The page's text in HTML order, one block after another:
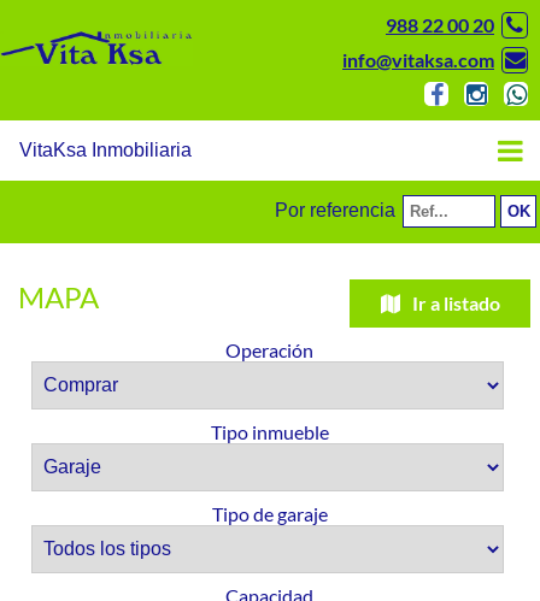
988 22 00 20
info@vitaksa.com
VitaKsa Inmobiliaria
Por referencia
MAPA Ir a listado
Operación
Tipo inmueble
Tipo de garaje
Capacidad